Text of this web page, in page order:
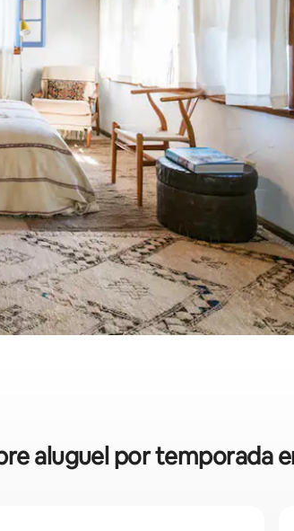
para cima e para baixo do teclado ou tocando
aluguel por temporada